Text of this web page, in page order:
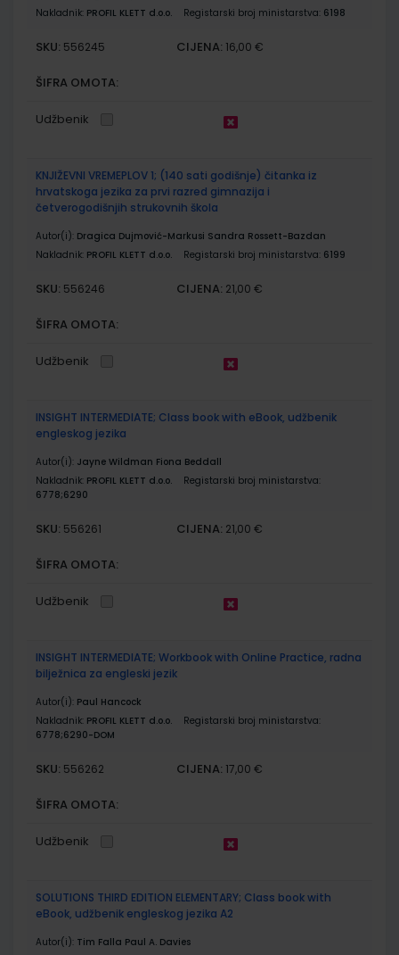
Nakladnik: PROFIL KLETT d.o.o. Registarski broj ministarstva: 6198
SKU: 556245 CIJENA: 16,00 €
ŠIFRA OMOTA:
Udžbenik
KNJIŽEVNI VREMEPLOV 1; (140 sati godišnje) čitanka iz
hrvatskoga jezika za prvi razred gimnazija i
četverogodišnjih strukovnih škola
Autor(i): Dragica Dujmović-Markusi Sandra Rossett-Bazdan
Nakladnik: PROFIL KLETT d.o.o. Registarski broj ministarstva: 6199
SKU: 556246 CIJENA: 21,00 €
ŠIFRA OMOTA:
Udžbenik
INSIGHT INTERMEDIATE; Class book with eBook, udžbenik
engleskog jezika
Autor(i): Jayne Wildman Fiona Beddall
Nakladnik: PROFIL KLETT d.o.o.
Registarski broj ministarstva:
6778;6290
SKU: 556261 CIJENA: 21,00 €
ŠIFRA OMOTA:
Udžbenik
INSIGHT INTERMEDIATE; Workbook with Online Practice, radna
bilježnica za engleski jezik
Autor(i): Paul Hancock
Nakladnik: PROFIL KLETT d.o.o.
Registarski broj ministarstva:
6778;6290-DOM
SKU: 556262 CIJENA: 17,00 €
ŠIFRA OMOTA:
Udžbenik
SOLUTIONS THIRD EDITION ELEMENTARY; Class book with
eBook, udžbenik engleskog jezika A2
Autor(i): Tim Falla Paul A. Davies